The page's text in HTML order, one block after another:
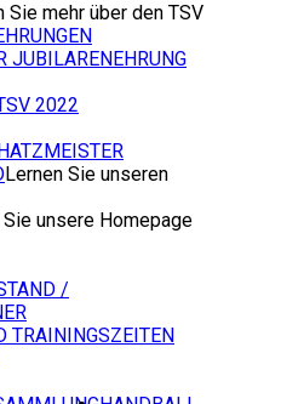
Sie mehr über den TSV
JUBILARENEHRUNG
2022
Lernen Sie unseren
Sie unsere Homepage
/
TRAININGSZEITEN